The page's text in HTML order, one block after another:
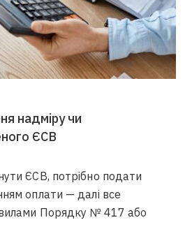
надміру чи
ЄСВ
ЄСВ, потрібно подати
оплати — далі все
Порядку № 417 або